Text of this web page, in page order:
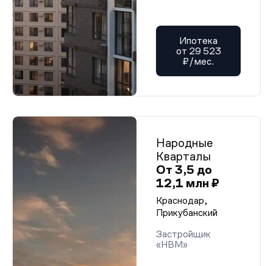
Ипотека
от 29 523
₽/мес.
Народные
Кварталы
От 3,5 до
12,1 млн ₽
Краснодар,
Прикубанский
Застройщик
«НВМ»